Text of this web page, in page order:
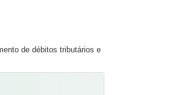
de débitos tributários e